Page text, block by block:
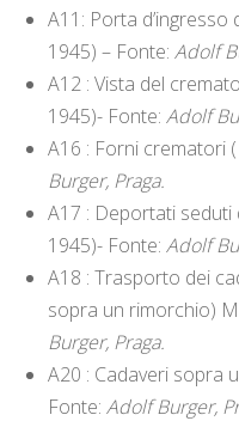
A11: Porta
1945) – Fonte: Adolf
A12 : Vista del
1945)- Fonte: Adolf
A16 : Forni crematori
Burger, Praga.
A17 : Deportati
1945)- Fonte: Adolf
A18 : Trasporto dei
sopra un rimorchio)
Burger, Praga.
A20 : Cadaveri sopra
Fonte: Adolf Burger,